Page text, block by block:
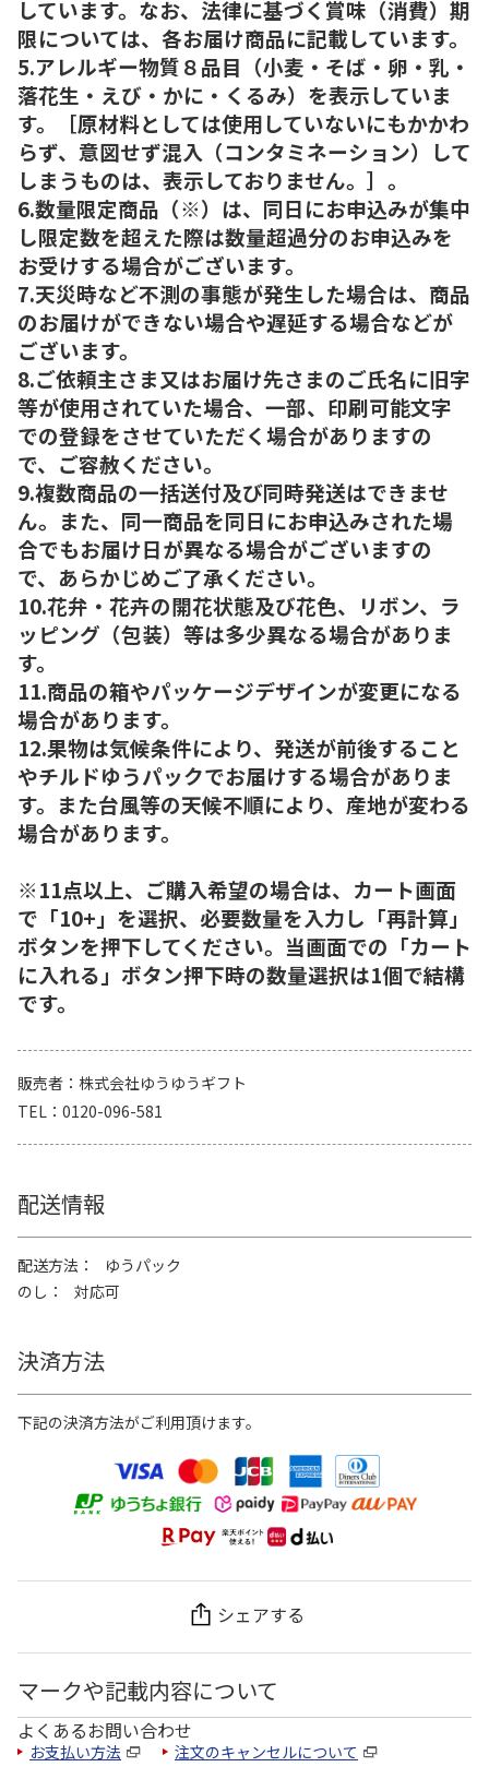
しています。なお、法律に基づく賞味（消費）期
限については、各お届け商品に記載しています。
5.アレルギー物質８品目（小麦・そば・卵・乳・
落花生・えび・かに・くるみ）を表示していま
す。［原材料としては使用していないにもかかわ
らず、意図せず混入（コンタミネーション）して
しまうものは、表示しておりません。］。
6.数量限定商品（※）は、同日にお申込みが集中
し限定数を超えた際は数量超過分のお申込みを
お受けする場合がございます。
7.天災時など不測の事態が発生した場合は、商品
のお届けができない場合や遅延する場合などが
ございます。
8.ご依頼主さま又はお届け先さまのご氏名に旧字
等が使用されていた場合、一部、印刷可能文字
での登録をさせていただく場合がありますの
で、ご容赦ください。
9.複数商品の一括送付及び同時発送はできませ
ん。また、同一商品を同日にお申込みされた場
合でもお届け日が異なる場合がございますの
で、あらかじめご了承ください。
10.花弁・花卉の開花状態及び花色、リボン、ラ
ッピング（包装）等は多少異なる場合がありま
す。
11.商品の箱やパッケージデザインが変更になる
場合があります。
12.果物は気候条件により、発送が前後すること
やチルドゆうパックでお届けする場合がありま
す。また台風等の天候不順により、産地が変わる
場合があります。
※11点以上、ご購入希望の場合は、カート画面
で「10+」を選択、必要数量を入力し「再計算」
ボタンを押下してください。当画面での「カート
に入れる」ボタン押下時の数量選択は1個で結構
です。
販売者
株式会社ゆうゆうギフト
TEL
0120-096-581
配送情報
配送方法
ゆうパック
のし
対応可
決済方法
下記の決済方法がご利用頂けます。
シェアする
マークや記載内容について
よくあるお問い合わせ
お支払い方法 注文のキャンセルについて